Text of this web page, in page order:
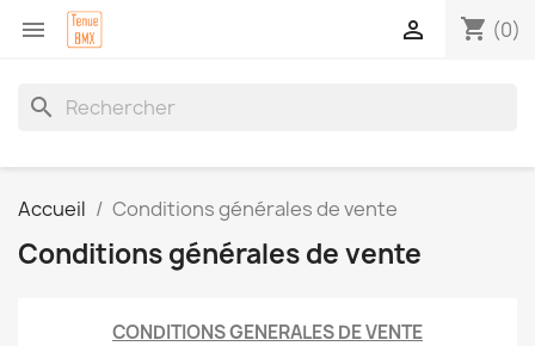
 shopping_cart (0)

search
Accueil Conditions générales de vente
Conditions générales de vente
CONDITIONS GENERALES DE VENTE